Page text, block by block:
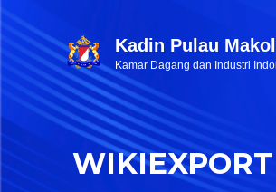
Kadin Pulau
Kamar Dagang dan Industri
WIKIEXPORT